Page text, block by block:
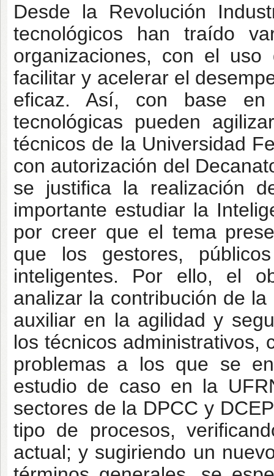
Desde la Revolución
tecnológicos han traído
organizaciones, con el
facilitar y acelerar el
eficaz. Así, con base
tecnológicas pueden
técnicos de la Universidad
con autorización del
se justifica la realización
importante estudiar la
por creer que el tema
que los gestores,
inteligentes. Por ello, el
analizar la contribución de
auxiliar en la agilidad y
los técnicos administrativos,
problemas a los que se
estudio de caso en la
sectores de la DPCC y
tipo de procesos,
actual; y sugiriendo un